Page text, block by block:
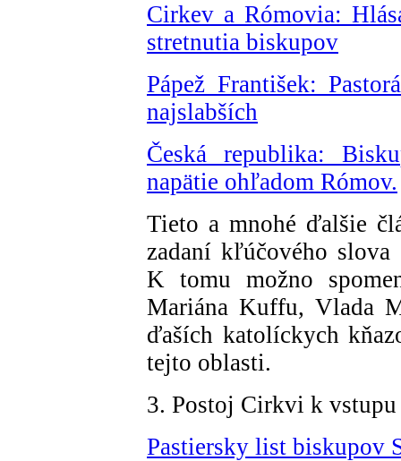
Cirkev a Rómovia:
stretnutia biskupov
Pápež František:
najslabších
Česká republika:
napätie ohľadom Rómov.
Tieto a mnohé ďalšie
zadaní kľúčového slova
K tomu možno
Mariána Kuffu, Vlada
ďaších katolíckych
tejto oblasti.
3. Postoj Cirkvi k
Pastiersky list biskupov